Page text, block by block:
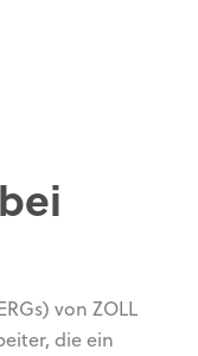
von ZOLL
die ein